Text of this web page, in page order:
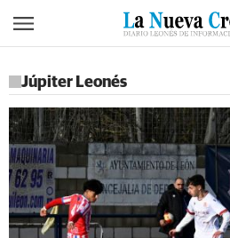
Júpiter Leonés